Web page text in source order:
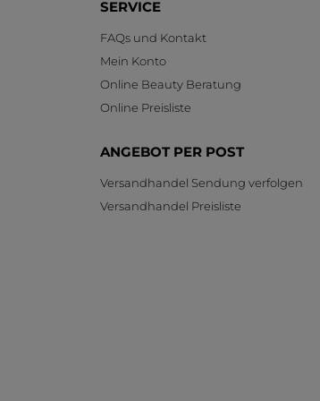
SERVICE
FAQs und Kontakt
Mein Konto
Online Beauty Beratung
Online Preisliste
ANGEBOT PER POST
Versandhandel Sendung verfolgen
Versandhandel Preisliste